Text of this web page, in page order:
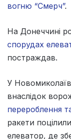
вогню “Смерч”.
На Донеччині
спорудах
постраждав.
У
внаслідок
перероблення
ракети
елеватор, де